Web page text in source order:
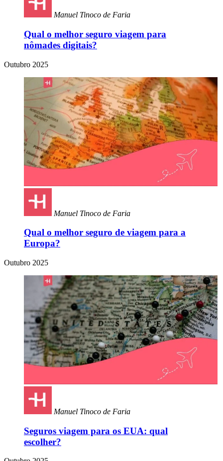
Manuel Tinoco de Faria
Qual o melhor seguro viagem para
nômades digitais?
Outubro 2025
Manuel Tinoco de Faria
Qual o melhor seguro de viagem para a
Europa?
Outubro 2025
Manuel Tinoco de Faria
Seguros viagem para os EUA: qual
escolher?